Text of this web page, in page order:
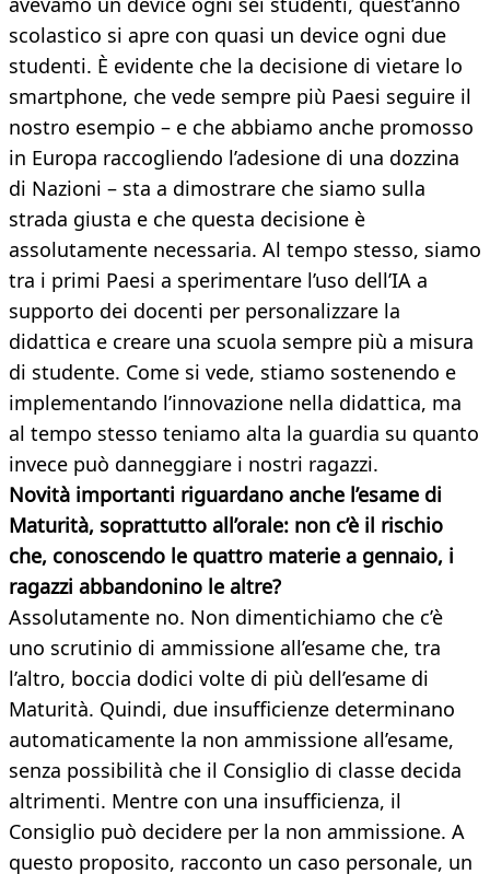
scolastico si apre con quasi un device ogni due
studenti. È evidente che la decisione di vietare lo
smartphone, che vede sempre più Paesi seguire il
nostro esempio – e che abbiamo anche promosso
in Europa raccogliendo l’adesione di una dozzina
di Nazioni – sta a dimostrare che siamo sulla
strada giusta e che questa decisione è
assolutamente necessaria. Al tempo stesso, siamo
tra i primi Paesi a sperimentare l’uso dell’IA a
supporto dei docenti per personalizzare la
didattica e creare una scuola sempre più a misura
di studente. Come si vede, stiamo sostenendo e
implementando l’innovazione nella didattica, ma
al tempo stesso teniamo alta la guardia su quanto
invece può danneggiare i nostri ragazzi.
Novità importanti riguardano anche l’esame di
Maturità, soprattutto all’orale: non c’è il rischio
che, conoscendo le quattro materie a gennaio, i
ragazzi abbandonino le altre?
Assolutamente no. Non dimentichiamo che c’è
uno scrutinio di ammissione all’esame che, tra
l’altro, boccia dodici volte di più dell’esame di
Maturità. Quindi, due insufficienze determinano
automaticamente la non ammissione all’esame,
senza possibilità che il Consiglio di classe decida
altrimenti. Mentre con una insufficienza, il
Consiglio può decidere per la non ammissione. A
questo proposito, racconto un caso personale, un